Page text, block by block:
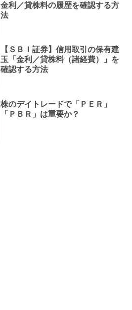
金利／貸株料の履歴を確認する方
法
【ＳＢＩ証券】信用取引の保有建
玉「金利／貸株料（諸経費）」を
確認する方法
株のデイトレードで「ＰＥＲ」
「ＰＢＲ」は重要か？